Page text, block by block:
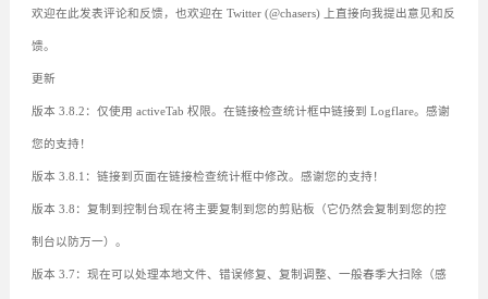
欢迎在此发表评论和反馈，也欢迎在 Twitter (@chasers) 上直接向我提出意见和反
馈。
更新
版本 3.8.2：仅使用 activeTab 权限。在链接检查统计框中链接到 Logflare。感谢
您的支持！
版本 3.8.1：链接到页面在链接检查统计框中修改。感谢您的支持！
版本 3.8：复制到控制台现在将主要复制到您的剪贴板（它仍然会复制到您的控
制台以防万一）。
版本 3.7：现在可以处理本地文件、错误修复、复制调整、一般春季大扫除（感